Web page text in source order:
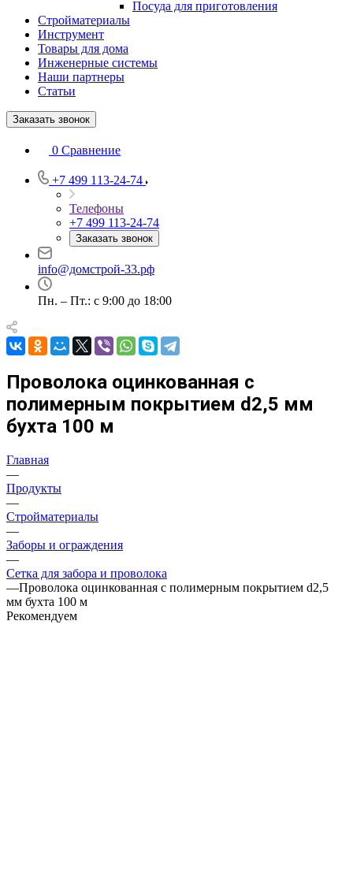
Посуда для приготовления
Стройматериалы
Инструмент
Товары для дома
Инженерные системы
Наши партнеры
Статьи
Заказать звонок
0 Сравнение
+7 499 113-24-74
Телефоны
+7 499 113-24-74
Заказать звонок
info@домстрой-33.рф
Пн. – Пт.: с 9:00 до 18:00
Проволока оцинкованная с
полимерным покрытием d2,5 мм
бухта 100 м
Главная
—
Продукты
—
Стройматериалы
—
Заборы и ограждения
—
Сетка для забора и проволока
—Проволока оцинкованная с полимерным покрытием d2,5
мм бухта 100 м
Рекомендуем